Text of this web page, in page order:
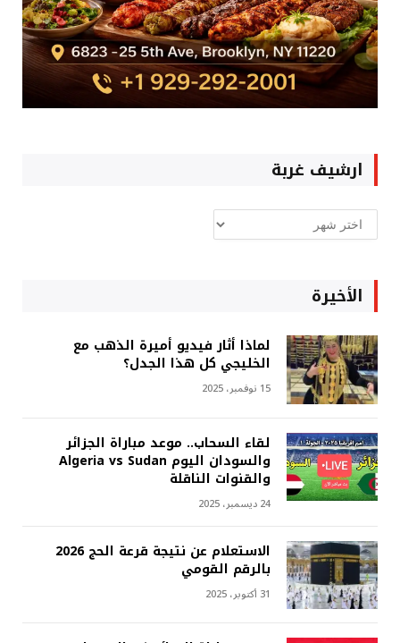
ارشيف غربة
ارشيف
غربة
الأخيرة
لماذا أثار فيديو أميرة الذهب مع
الخليجي كل هذا الجدل؟
15 نوفمبر، 2025
لقاء السحاب.. موعد مباراة الجزائر
والسودان اليوم Algeria vs Sudan
والقنوات الناقلة
24 ديسمبر، 2025
الاستعلام عن نتيجة قرعة الحج 2026
بالرقم القومي
31 أكتوبر، 2025